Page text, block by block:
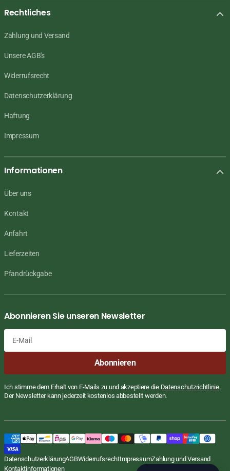
inkl. MwSt., zzgl.Versand
Preis
STÜCKPREIS
€13,89 /
Rechtliches
Zahlung und Versand
Unsere AGB's
Widerrufsrecht
Datenschutzerklärung
Haftung
Impressum
Informationen
Über uns
Kontakt
Anfahrt
Lieferzeiten
Pfandrückgabe
Abonnieren Sie unseren Newsletter
Abonnieren
Ich stimme dem Erhalt von E-Mails zu und akzeptiere die Datenschutzrichtlinie.
Der Newsletter kann jederzeit kostenlos abbestellt werden.
DatenschutzerklärungAGBWiderrufsrechtImpressumZahlung und Versand
Kontaktinformationen